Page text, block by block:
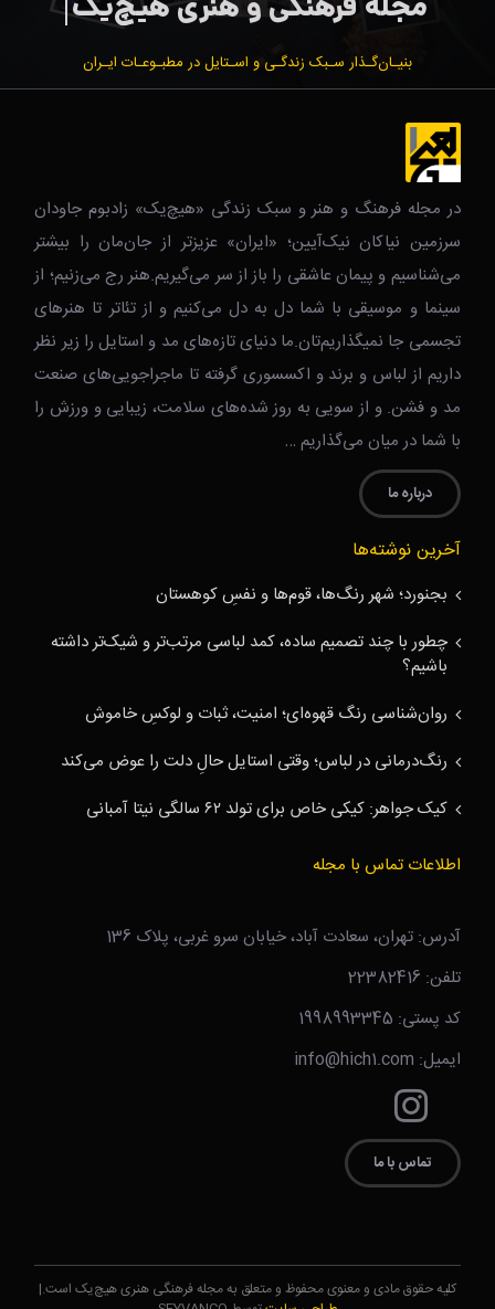
بنیـان‌گـذار سـبک زندگـی و اسـتایل در مطبـوعـات ایـران
در مجله فرهنگ و هنر و سبک زندگی‌ «هیچ‌یک» زادبوم جاودان
سرزمین نیاکان نیک‌‌‌آیین؛ «ایران» عزیزتر از جان‌مان را بیشتر
می‌شناسیم و پیمان عاشقی را باز از سر می‌گیریم.هنر رج می‌زنیم؛ از
سینما و موسیقی با شما دل به دل می‌کنیم و از تئاتر تا هنرهای
تجسمی جا نمیگذاریم‌تان.ما دنیای تازه‌های مد و استایل را زیر نظر
داریم از لباس و برند و اکسسوری گرفته تا ماجراجویی‌های صنعت
مد و فشن. و از سویی به روز شده‌های سلامت، زیبایی و ورزش را
با شما در میان می‌گذاریم …
درباره ما
آخرین نوشته‌ها
بجنورد؛ شهر رنگ‌ها، قوم‌ها و نفسِ کوهستان
چطور با چند تصمیم ساده، کمد لباسی مرتب‌تر و شیک‌تر داشته
باشیم؟
روان‌شناسی رنگ قهوه‌ای؛ امنیت، ثبات و لوکسِ خاموش
رنگ‌درمانی در لباس؛ وقتی استایل حالِ دلت را عوض می‌کند
کیک جواهر: کیکی خاص برای تولد ۶۲ سالگی نیتا آمبانی
اطلاعات تماس با مجله
آدرس: تهران، سعادت آباد، خیابان سرو غربی، پلاک 136
تلفن: 22382416
کد پستی: 1998993345
ایمیل: info@hich1.com
تماس با ما
کلیه حقوق مادی و معنوی محفوظ و متعلق به مجله فرهنگی هنری هیچ‌یک است.|